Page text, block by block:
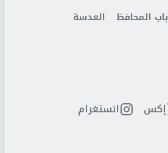
باب المحافظ
العدسة
إكس
انستغرام